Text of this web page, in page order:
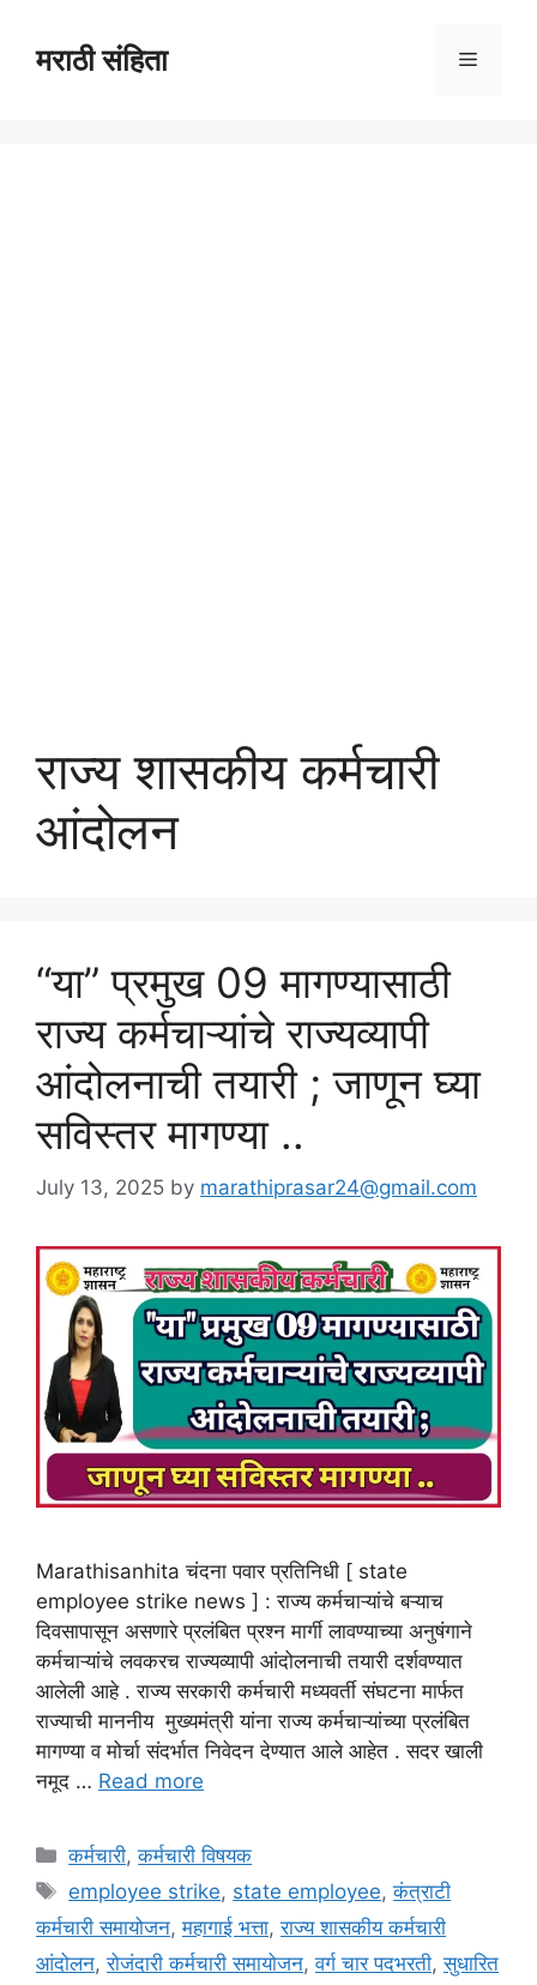
contentमराठी संहिता Menu
राज्य शासकीय कर्मचारी
आंदोलन
“या” प्रमुख 09 मागण्यासाठी
राज्य कर्मचाऱ्यांचे राज्यव्यापी
आंदोलनाची तयारी ; जाणून घ्या
सविस्तर मागण्या ..
July 13, 2025 by marathiprasar24@gmail.com
Marathisanhita चंदना पवार प्रतिनिधी [ state
employee strike news ] : राज्य कर्मचाऱ्यांचे बऱ्याच
दिवसापासून असणारे प्रलंबित प्रश्न मार्गी लावण्याच्या अनुषंगाने
कर्मचाऱ्यांचे लवकरच राज्यव्यापी आंदोलनाची तयारी दर्शवण्यात
आलेली आहे . राज्य सरकारी कर्मचारी मध्यवर्ती संघटना मार्फत
राज्याची माननीय मुख्यमंत्री यांना राज्य कर्मचाऱ्यांच्या प्रलंबित
मागण्या व मोर्चा संदर्भात निवेदन देण्यात आले आहेत . सदर खाली
नमूद … Read more
Categories
कर्मचारी,कर्मचारी विषयक
Tags
employee strike, state employee,कंत्राटी
कर्मचारी समायोजन,महागाई भत्ता,राज्य शासकीय कर्मचारी
आंदोलन,रोजंदारी कर्मचारी समायोजन,वर्ग चार पदभरती,सुधारित